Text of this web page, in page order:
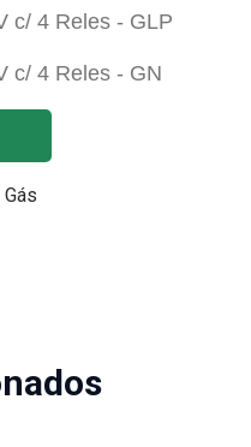
c/ 4 Reles - GLP
c/ 4 Reles - GN